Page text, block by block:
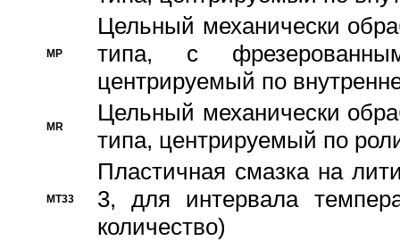
MP
Цельный механически
типа, с
центрируемый по
MR
Цельный механически
типа, центрируемый по
MT33
Пластичная смазка на
3, для интервала
количество)